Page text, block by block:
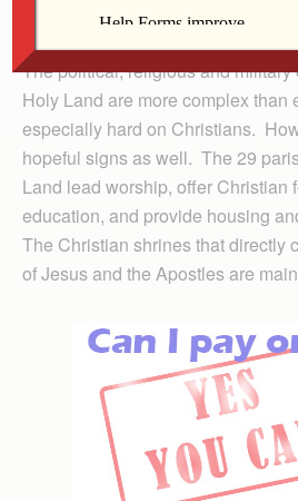
The political, religious and
Holy Land are more complex than
especially hard on Christians.
hopeful signs as well. The 29
Land lead worship, offer Christian
education, and provide housing
The Christian shrines that directly
of Jesus and the Apostles are